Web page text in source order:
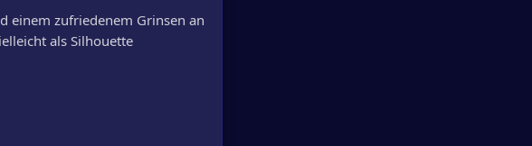
einem zufriedenem Grinsen an
als Silhouette